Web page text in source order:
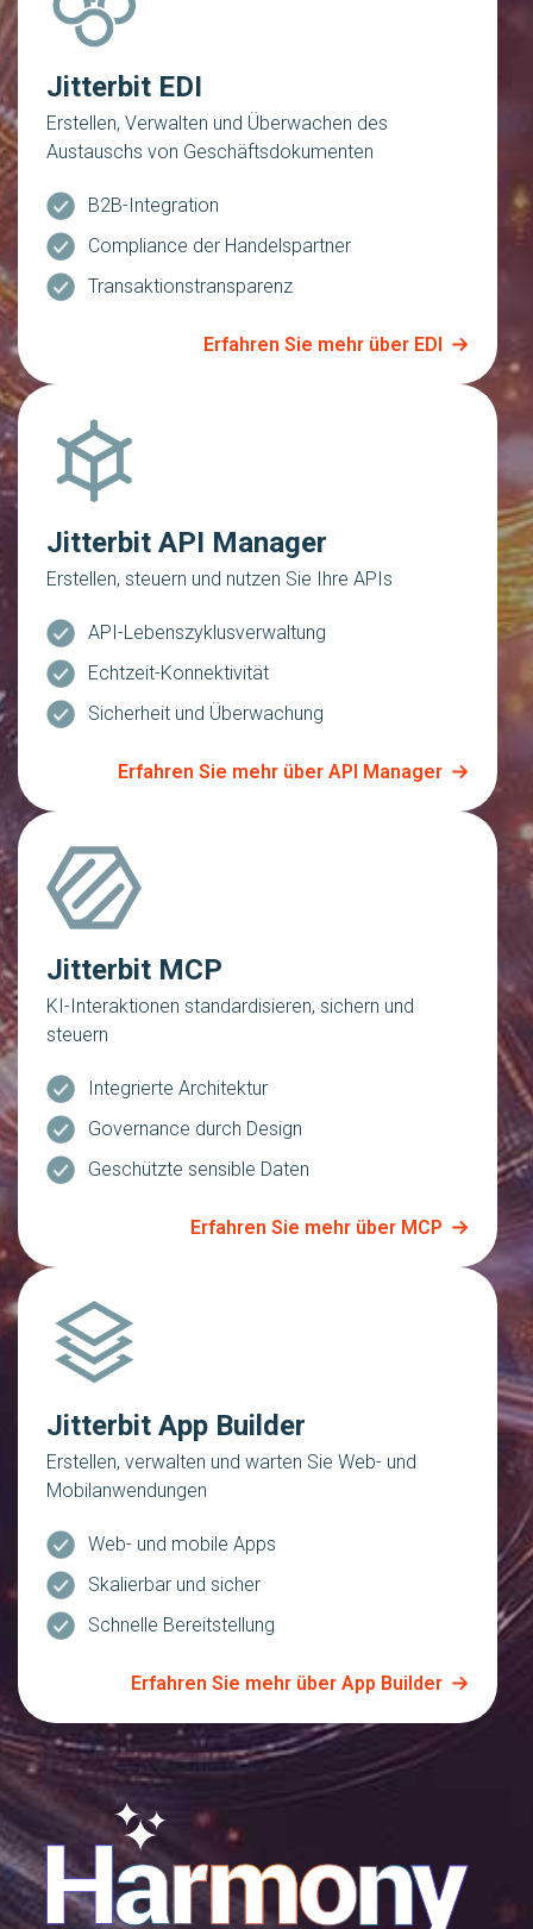
Jitterbit EDI
Erstellen, Verwalten und Überwachen des
Austauschs von Geschäftsdokumenten
B2B-Integration
Compliance der Handelspartner
Transaktionstransparenz
Erfahren Sie mehr über EDI
Jitterbit API Manager
Erstellen, steuern und nutzen Sie Ihre APIs
API-Lebenszyklusverwaltung
Echtzeit-Konnektivität
Sicherheit und Überwachung
Erfahren Sie mehr über API Manager
Jitterbit MCP
KI-Interaktionen standardisieren, sichern und
steuern
Integrierte Architektur
Governance durch Design
Geschützte sensible Daten
Erfahren Sie mehr über MCP
Jitterbit App Builder
Erstellen, verwalten und warten Sie Web- und
Mobilanwendungen
Web- und mobile Apps
Skalierbar und sicher
Schnelle Bereitstellung
Erfahren Sie mehr über App Builder